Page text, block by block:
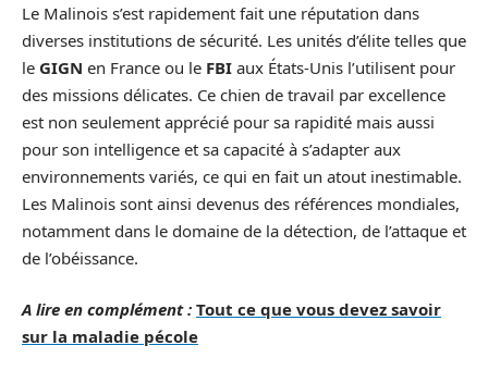
Le Malinois s’est rapidement fait une réputation dans
diverses institutions de sécurité. Les unités d’élite telles que
le GIGN en France ou le FBI aux États-Unis l’utilisent pour
des missions délicates. Ce chien de travail par excellence
est non seulement apprécié pour sa rapidité mais aussi
pour son intelligence et sa capacité à s’adapter aux
environnements variés, ce qui en fait un atout inestimable.
Les Malinois sont ainsi devenus des références mondiales,
notamment dans le domaine de la détection, de l’attaque et
de l’obéissance.
A lire en complément : Tout ce que vous devez savoir
sur la maladie pécole